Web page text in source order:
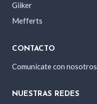
Giiker
Mefferts
CONTACTO
Comunícate con nosotros
NUESTRAS REDES